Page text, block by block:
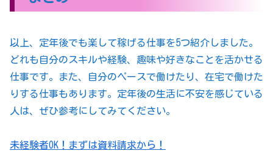
以上、定年後でも楽して稼げる仕事を5つ紹介しました。
どれも自分のスキルや経験、趣味や好きなことを活かせる
仕事です。また、自分のペースで働けたり、在宅で働けた
りする仕事もあります。定年後の生活に不安を感じている
人は、ぜひ参考にしてみてください。
未経験者OK！まずは資料請求から！